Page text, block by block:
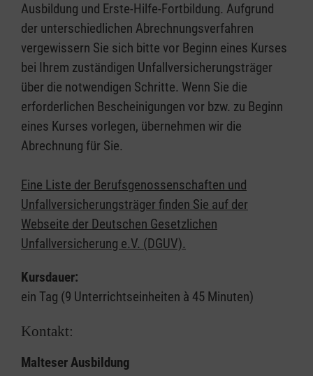
Ausbildung und Erste-Hilfe-Fortbildung. Aufgrund
der unterschiedlichen Abrechnungsverfahren
vergewissern Sie sich bitte vor Beginn eines Kurses
bei Ihrem zuständigen Unfallversicherungsträger
über die notwendigen Schritte. Wenn Sie die
erforderlichen Bescheinigungen vor bzw. zu Beginn
eines Kurses vorlegen, übernehmen wir die
Abrechnung für Sie.
Eine Liste der Berufsgenossenschaften und
Unfallversicherungsträger finden Sie auf der
Webseite der Deutschen Gesetzlichen
Unfallversicherung e.V. (DGUV).
Kursdauer:
ein Tag (9 Unterrichtseinheiten à 45 Minuten)
Kontakt:
Malteser Ausbildung